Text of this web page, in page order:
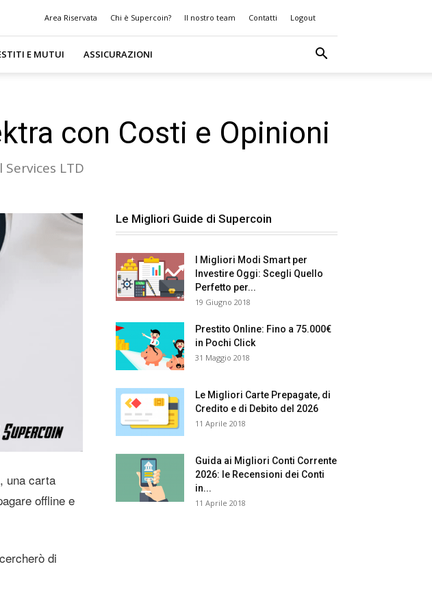
Area Riservata Chi è Supercoin? Il nostro team Contatti Logout
E MUTUI ASSICURAZIONI
con Costi e Opinioni
LTD
, una carta
offline e
di
Le Migliori Guide di Supercoin
I Migliori Modi Smart per
Investire Oggi: Scegli Quello
Perfetto per...
19 Giugno 2018
Prestito Online: Fino a 75.000€
in Pochi Click
31 Maggio 2018
Le Migliori Carte Prepagate, di
Credito e di Debito del 2026
11 Aprile 2018
Guida ai Migliori Conti Corrente
2026: le Recensioni dei Conti
in...
11 Aprile 2018